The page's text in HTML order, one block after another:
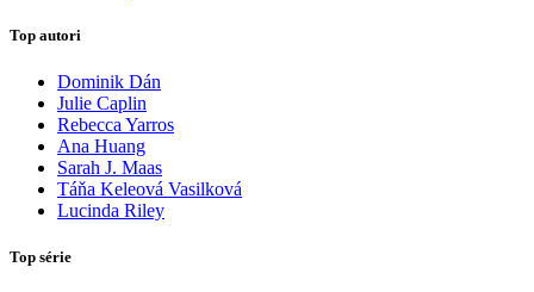
Top autori
Dominik Dán
Julie Caplin
Rebecca Yarros
Ana Huang
Sarah J. Maas
Táňa Keleová Vasilková
Lucinda Riley
Top série